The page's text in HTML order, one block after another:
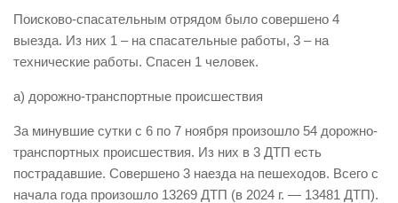
Виды деятельности
Обслуживание опасных производственных объектов
УГЗ рекомендует
Памятки населению
Как стать спасателем
Уголок гражданской обороны
Поисково-спасательным отрядом было совершено 4
выезда. Из них 1 – на спасательные работы, 3 – на
технические работы. Спасен 1 человек.
а) дорожно-транспортные происшествия
За минувшие сутки с 6 по 7 ноября произошло 54 дорожно-
транспортных происшествия. Из них в 3 ДТП есть
пострадавшие. Совершено 3 наезда на пешеходов. Всего с
начала года произошло 13269 ДТП (в 2024 г. — 13481 ДТП).